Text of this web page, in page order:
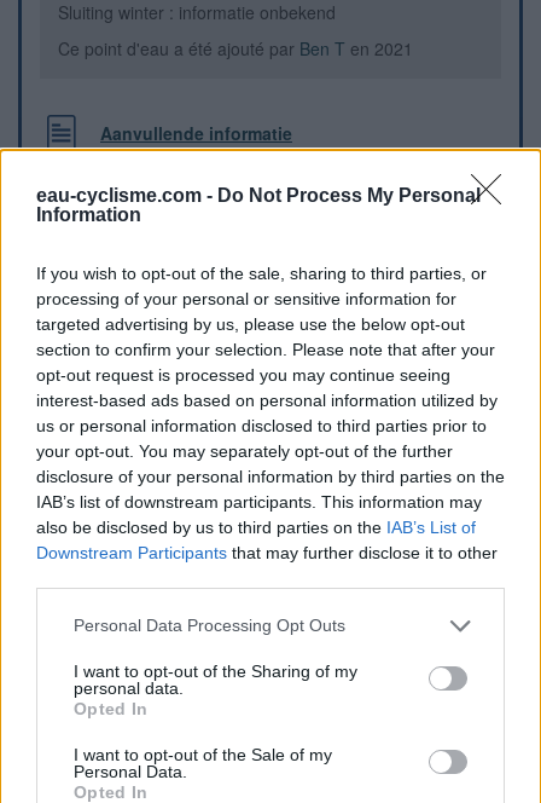
eau-cyclisme.com - Do Not Process My Personal
Information
If you wish to opt-out of the sale, sharing to third parties, or
processing of your personal or sensitive information for
targeted advertising by us, please use the below opt-out
section to confirm your selection. Please note that after your
opt-out request is processed you may continue seeing
interest-based ads based on personal information utilized by
us or personal information disclosed to third parties prior to
your opt-out. You may separately opt-out of the further
disclosure of your personal information by third parties on the
IAB’s list of downstream participants. This information may
also be disclosed by us to third parties on the IAB’s List of
Downstream Participants that may further disclose it to other
Personal Data Processing Opt Outs
I want to opt-out of the Sharing of my
personal data.
Opted In
I want to opt-out of the Sale of my
Personal Data.
Opted In
Sluiting winter : informatie onbekend
Ce point d'eau a été ajouté par Ben T en 2021
Aanvullende informatie
Fontaine située en face de la Biocoop, au niveau du feu
rouge
Visuele aanwijzingen